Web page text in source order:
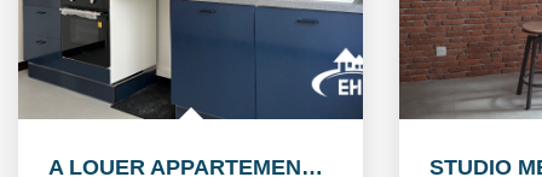
A LOUER APPARTEMENT CENTRE VILLE